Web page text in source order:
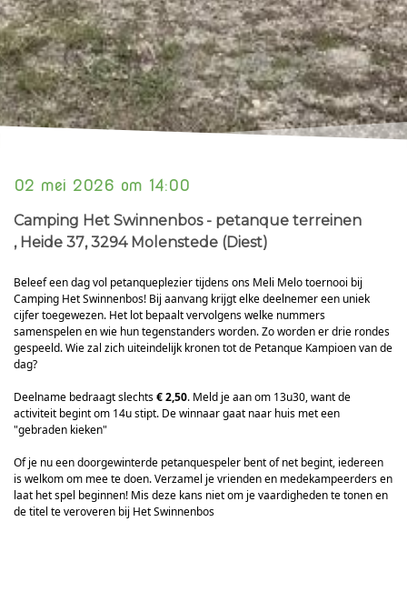
02 mei 2026 om 14:00
Camping Het Swinnenbos - petanque terreinen
, Heide 37, 3294 Molenstede (Diest)
Beleef een dag vol petanqueplezier tijdens ons Meli Melo toernooi bij
Camping Het Swinnenbos! Bij aanvang krijgt elke deelnemer een uniek
cijfer toegewezen. Het lot bepaalt vervolgens welke nummers
samenspelen en wie hun tegenstanders worden. Zo worden er drie rondes
gespeeld. Wie zal zich uiteindelijk kronen tot de Petanque Kampioen van de
dag?
Deelname bedraagt slechts€ 2,50. Meld je aan om 13u30, want de
activiteit begint om 14u stipt. De winnaar gaat naar huis met een
"gebraden kieken"
Of je nu een doorgewinterde petanquespeler bent of net begint, iedereen
is welkom om mee te doen. Verzamel je vrienden en medekampeerders en
laat het spel beginnen! Mis deze kans niet om je vaardigheden te tonen en
de titel te veroveren bij Het Swinnenbos